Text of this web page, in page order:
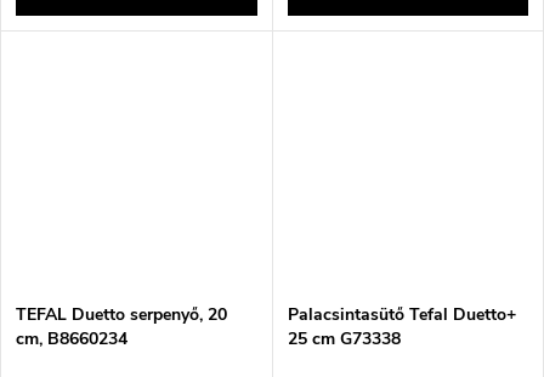
TEFAL Duetto serpenyő, 20
cm, B8660234
Palacsintasütő Tefal Duetto+
25 cm G73338